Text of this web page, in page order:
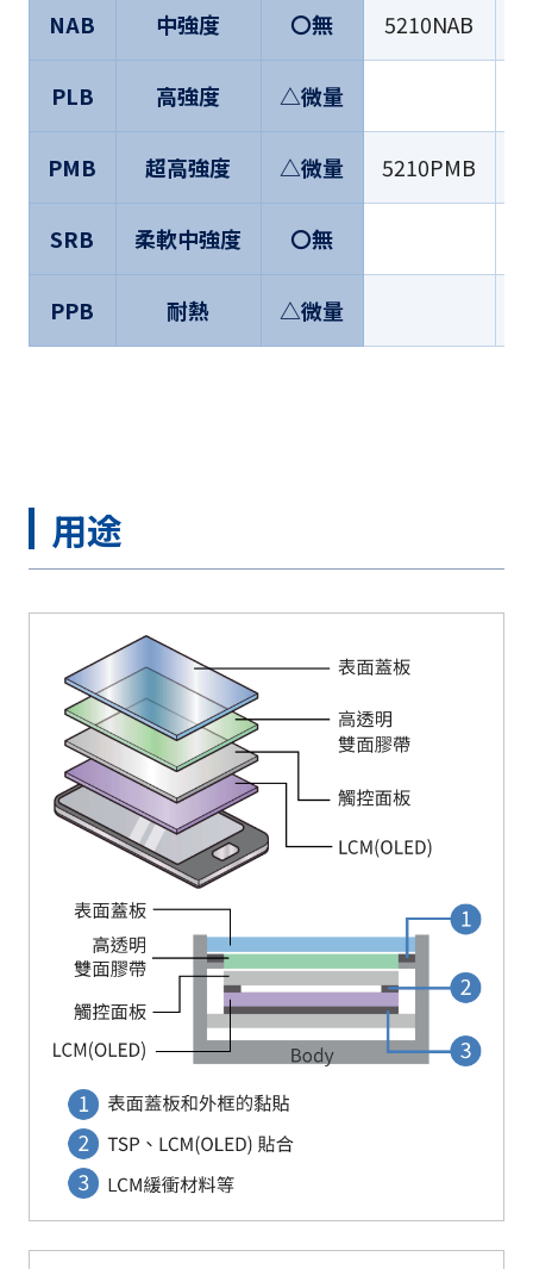
NAB 中強度 〇無 5210NAB
PLB 高強度 △微量
PMB 超高強度 △微量 5210PMB
SRB 柔軟中強度 〇無
PPB 耐熱 △微量
用途